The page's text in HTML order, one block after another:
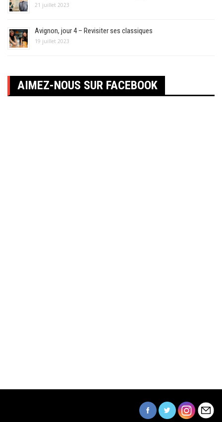
21 juillet 2023
Avignon, jour 4 – Revisiter ses classiques
19 juillet 2023
AIMEZ-NOUS SUR FACEBOOK